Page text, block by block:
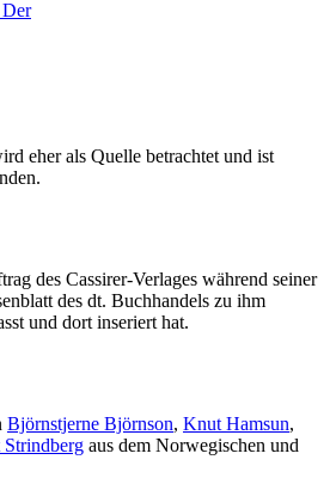
eher als Quelle betrachtet und ist
des Cassirer-Verlages während seiner
des dt. Buchhandels zu ihm
und dort inseriert hat.
Björnstjerne Björnson, Knut Hamsun,
Strindberg aus dem Norwegischen und